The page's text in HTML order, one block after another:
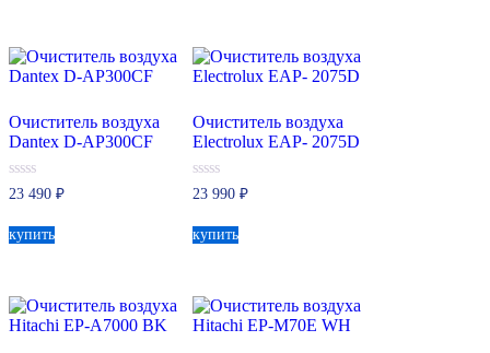
Очиститель воздуха
Dantex D-AP300CF
0
из
23 490 ₽
купить
Очиститель воздуха
Electrolux EAP- 2075D
0
из
23 990₽
купить